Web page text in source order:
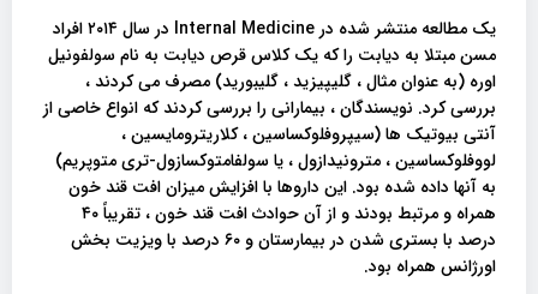
یک مطالعه منتشر شده در Internal Medicine در سال ۲۰۱۴ افراد
مسن مبتلا به دیابت را که یک کلاس قرص دیابت به نام سولفونیل
اوره (به عنوان مثال ، گلیپیزید ، گلیبورید) مصرف می کردند ،
بررسی کرد. نویسندگان ، بیمارانی را بررسی کردند که انواع خاصی از
آنتی بیوتیک ها (سیپروفلوکساسین ، کلاریترومایسین ،
لووفلوکساسین ، مترونیدازول ، یا سولفامتوکسازول-تری متوپریم)
به آنها داده شده بود. این داروها با افزایش میزان افت قند خون
همراه و مرتبط بودند و از آن حوادث افت قند خون ، تقریباً ۴۰
درصد با بستری شدن در بیمارستان و ۶۰ درصد با ویزیت بخش
اورژانس همراه بود.